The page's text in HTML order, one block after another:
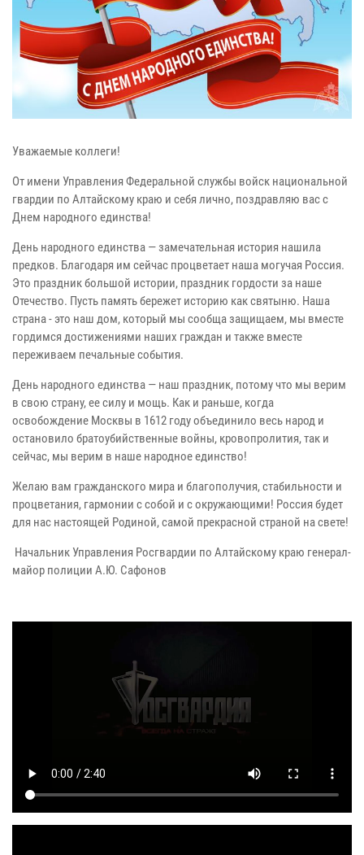
Уважаемые коллеги!
От имени Управления Федеральной службы войск национальной
гвардии по Алтайскому краю и себя лично, поздравляю вас с
Днем народного единства!
День народного единства — замечательная история нашила
предков. Благодаря им сейчас процветает наша могучая Россия.
Это праздник большой истории, праздник гордости за наше
Отечество. Пусть память бережет историю как святыню. Наша
страна - это наш дом, который мы сообща защищаем, мы вместе
гордимся достижениями наших граждан и также вместе
переживаем печальные события.
День народного единства — наш праздник, потому что мы верим
в свою страну, ее силу и мощь. Как и раньше, когда
освобождение Москвы в 1612 году объединило весь народ и
остановило братоубийственные войны, кровопролития, так и
сейчас, мы верим в наше народное единство!
Желаю вам гражданского мира и благополучия, стабильности и
процветания, гармонии с собой и с окружающими! Россия будет
для нас настоящей Родиной, самой прекрасной страной на свете!
Начальник Управления Росгвардии по Алтайскому краю генерал-
майор полиции А.Ю. Сафонов